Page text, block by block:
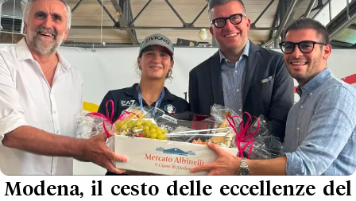
Modena, il cesto delle eccellenze del